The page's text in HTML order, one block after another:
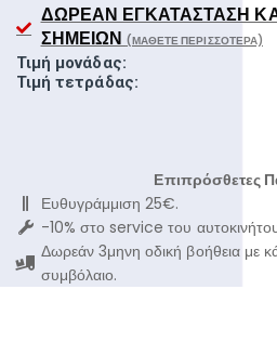
ΔΩΡΕΆΝ ΕΓΚΑΤΆΣΤΑΣΗ
ΣΗΜΕΊΩΝ (ΜΆΘΕΤΕ ΠΕΡΙΣΣΌΤΕΡΑ)
Τιμή μονάδας:
Τιμή τετράδας:
Επιπρόσθετες
Ευθυγράμμιση 25€.
-10% στο service του
Δωρεάν 3μηνη οδική βοήθεια με
συμβόλαιο.